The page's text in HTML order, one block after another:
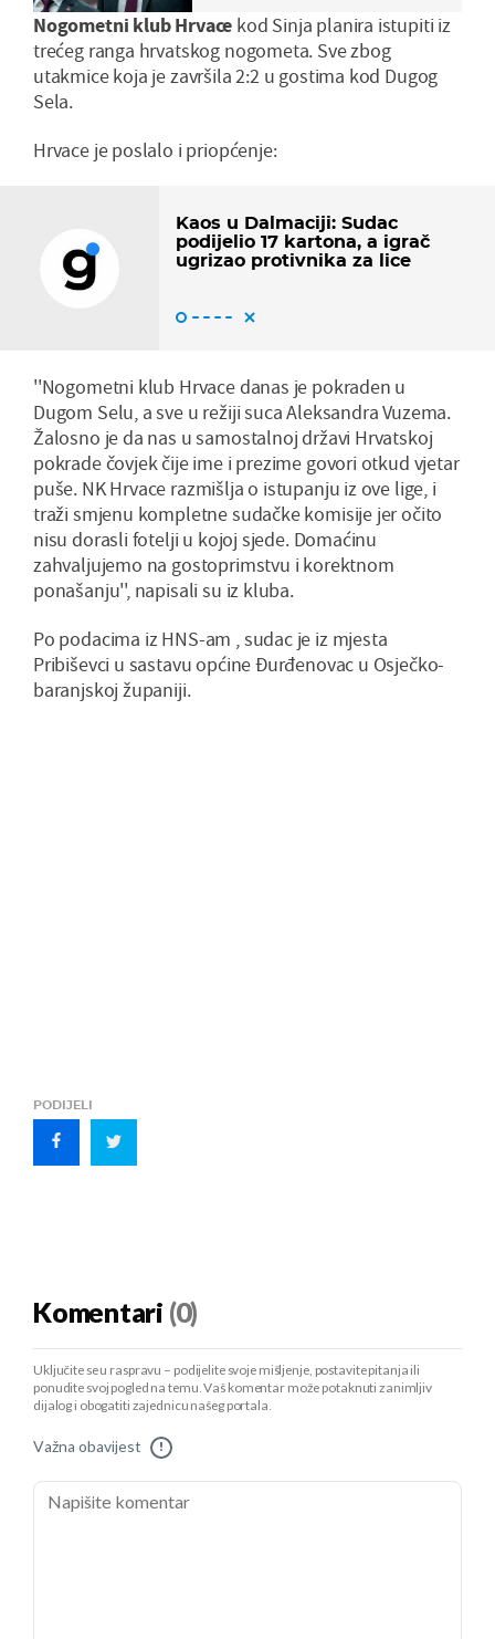
Nogometni klub Hrvace kod Sinja planira istupiti iz
trećeg ranga hrvatskog nogometa. Sve zbog
utakmice koja je završila 2:2 u gostima kod Dugog
Sela.
Hrvace je poslalo i priopćenje:
Kaos u Dalmaciji: Sudac
podijelio 17 kartona, a igrač
ugrizao protivnika za lice
''Nogometni klub Hrvace danas je pokraden u
Dugom Selu, a sve u režiji suca Aleksandra Vuzema.
Žalosno je da nas u samostalnoj državi Hrvatskoj
pokrade čovjek čije ime i prezime govori otkud vjetar
puše. NK Hrvace razmišlja o istupanju iz ove lige, i
traži smjenu kompletne sudačke komisije jer očito
nisu dorasli fotelji u kojoj sjede. Domaćinu
zahvaljujemo na gostoprimstvu i korektnom
ponašanju'', napisali su iz kluba.
Po podacima iz HNS-am , sudac je iz mjesta
Pribiševci u sastavu općine Đurđenovac u Osječko-
baranjskoj županiji.
PODIJELI
Komentari (0)
Uključite se u raspravu – podijelite svoje mišljenje, postavite pitanja ili
ponudite svoj pogled na temu. Vaš komentar može potaknuti zanimljiv
dijalog i obogatiti zajednicu našeg portala.
Važna obavijest !